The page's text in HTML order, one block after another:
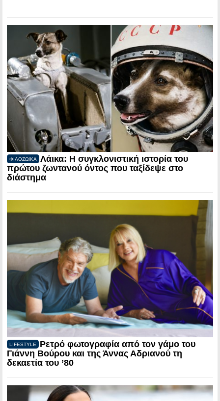
ΦΙΛΟΖΩΙΚΑ
Λάικα: Η συγκλονιστική ιστορία του
πρώτου ζωντανού όντος που ταξίδεψε στο
διάστημα
LIFESTYLE
Ρετρό φωτογραφία από τον γάμο του
Γιάννη Βούρου και της Άννας Αδριανού τη
δεκαετία του ’80